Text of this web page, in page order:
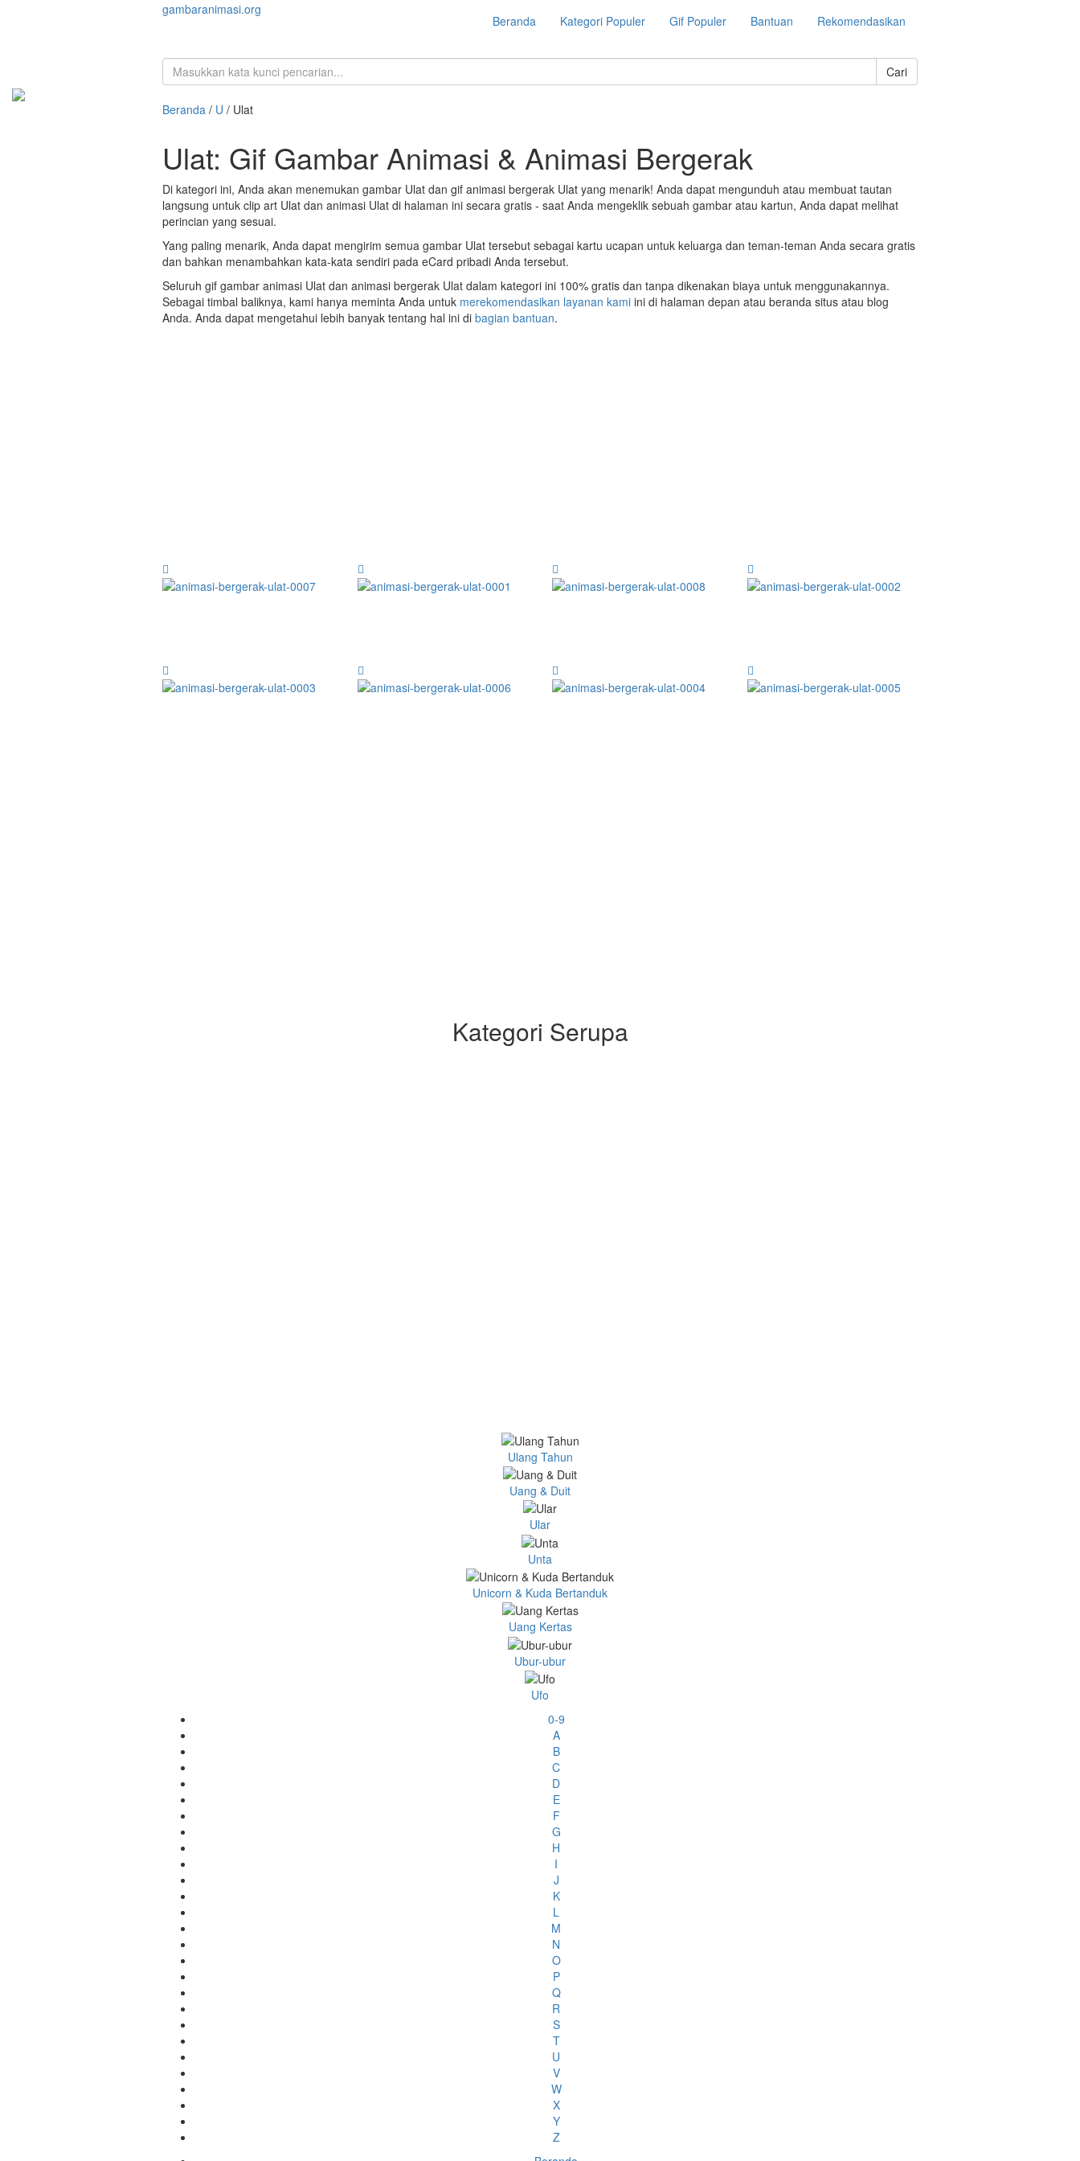
gambaranimasi.org
Beranda Kategori Populer Gif Populer Bantuan Rekomendasikan
Cari
Beranda / U / Ulat
Ulat: Gif Gambar Animasi & Animasi Bergerak
Di kategori ini, Anda akan menemukan gambar Ulat dan gif animasi bergerak Ulat yang menarik! Anda dapat mengunduh atau membuat tautan
langsung untuk clip art Ulat dan animasi Ulat di halaman ini secara gratis - saat Anda mengeklik sebuah gambar atau kartun, Anda dapat melihat
perincian yang sesuai.
Yang paling menarik, Anda dapat mengirim semua gambar Ulat tersebut sebagai kartu ucapan untuk keluarga dan teman-teman Anda secara gratis
dan bahkan menambahkan kata-kata sendiri pada eCard pribadi Anda tersebut.
Seluruh gif gambar animasi Ulat dan animasi bergerak Ulat dalam kategori ini 100% gratis dan tanpa dikenakan biaya untuk menggunakannya.
Sebagai timbal baliknya, kami hanya meminta Anda untuk merekomendasikan layanan kami ini di halaman depan atau beranda situs atau blog
Anda. Anda dapat mengetahui lebih banyak tentang hal ini di bagian bantuan.
Kategori Serupa
Ulang Tahun
Uang & Duit
Ular
Unta
Unicorn & Kuda Bertanduk
Uang Kertas
Ubur-ubur
Ufo
0-9
A
B
C
D
E
F
G
H
I
J
K
L
M
N
O
P
Q
R
S
T
U
V
W
X
Y
Z